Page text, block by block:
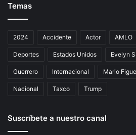
Temas
2024 Accidente Actor AMLO
Deportes Estados Unidos Evelyn
Guerrero Internacional Mario
Nacional Taxco Trump
Suscríbete a nuestro canal